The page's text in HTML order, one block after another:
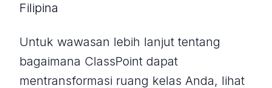
Filipina
Untuk wawasan lebih lanjut tentang
bagaimana ClassPoint dapat
mentransformasi ruang kelas Anda, lihat